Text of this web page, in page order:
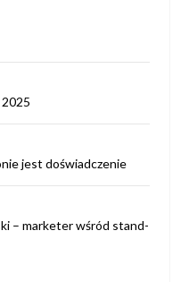
jest doświadczenie
– marketer wśród stand-